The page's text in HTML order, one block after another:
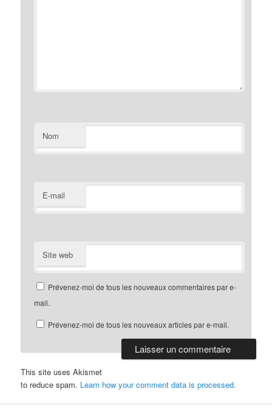
Nom
E-mail
Site web
Prévenez-moi de tous les nouveaux commentaires par e-
mail.
Prévenez-moi de tous les nouveaux articles par e-mail.
This site uses Akismet
to reduce spam. Learn how your comment data is processed.